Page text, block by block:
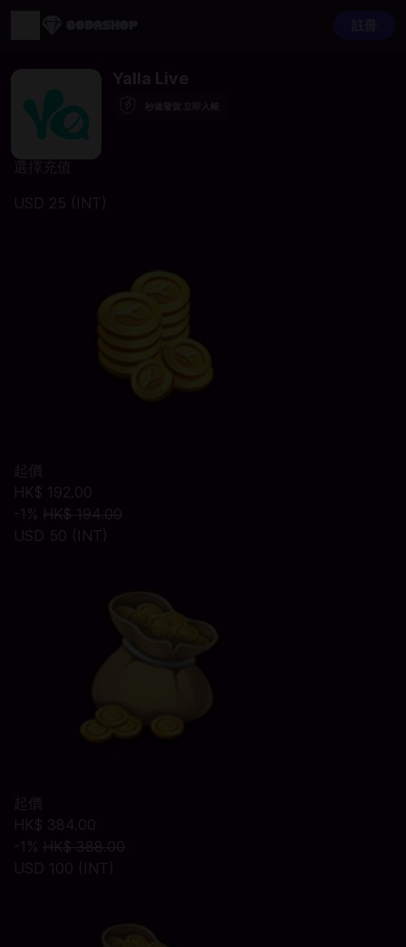
Yalla Live
選擇充值
USD 25 (INT)
起價
HK$ 192.00
-1% HK$ 194.00
USD 50 (INT)
起價
HK$ 384.00
-1% HK$ 388.00
USD 100 (INT)